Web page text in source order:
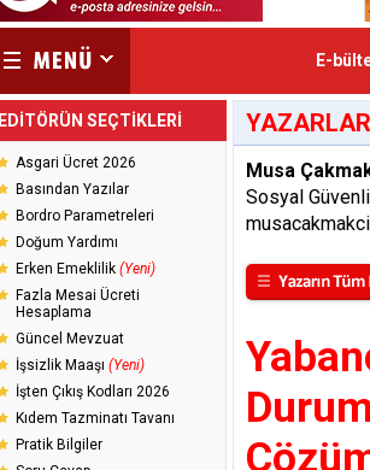
E-
EDİTÖRÜN SEÇTİKLERİ
Asgari Ücret 2026
Basından Yazılar
Bordro Parametreleri
Doğum Yardımı
Erken Emeklilik (Yeni)
Fazla Mesai Ücreti
Hesaplama
Güncel Mevzuat
İşsizlik Maaşı (Yeni)
İşten Çıkış Kodları 2026
Kıdem Tazminatı Tavanı
Pratik Bilgiler
Musa
Sosyal